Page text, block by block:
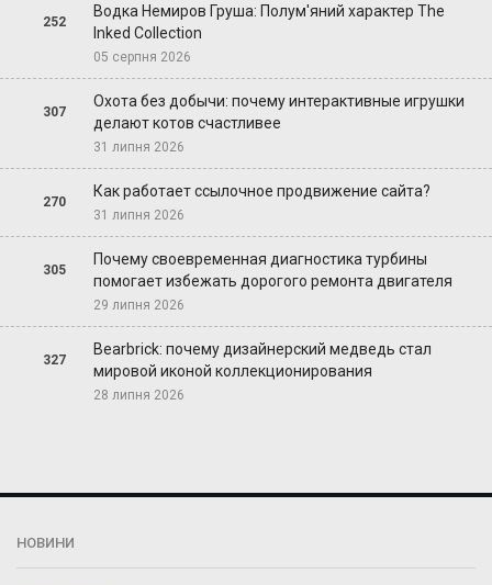
252
Водка Немиров Груша: Полум'яний характер The
Inked Collection
05 серпня 2026
307
Охота без добычи: почему интерактивные игрушки
делают котов счастливее
31 липня 2026
270
Как работает ссылочное продвижение сайта?
31 липня 2026
305
Почему своевременная диагностика турбины
помогает избежать дорогого ремонта двигателя
29 липня 2026
327
Bearbrick: почему дизайнерский медведь стал
мировой иконой коллекционирования
28 липня 2026
НОВИНИ